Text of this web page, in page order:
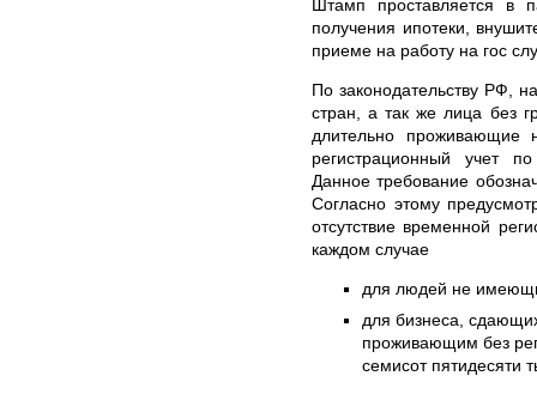
Штамп проставляется в
получения ипотеки,
приеме на работу на гос
По законодательству РФ,
стран, а так же лица без
длительно проживающие
регистрационный учет
Данное требование
Согласно этому
отсутствие временной
каждом случае
для людей не
для бизнеса,
проживающим без
семисот пятидесяти